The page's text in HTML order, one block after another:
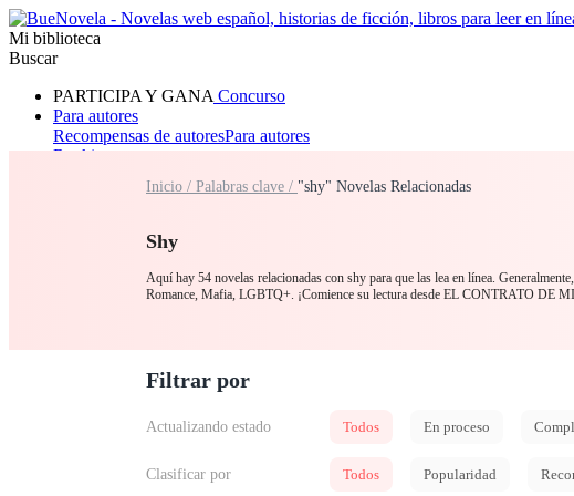
Mi biblioteca
Buscar
PARTICIPA Y GANA Concurso
Para autores
Recompensas de autoresPara autores
Ranking
RomanceHombre lobo
Inicio / Palabras clave / "shy" Novelas Relacionadas
Shy
Aquí hay 54 novelas relacionadas con shy para que las lea en línea.
Romance, Mafia, LGBTQ+. ¡Comience su lectura desde EL CONTRATO DE
Filtrar por
Actualizando estado Todos En proceso
Clasificar por Todos Popularidad